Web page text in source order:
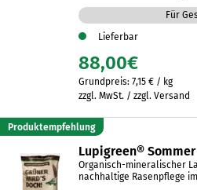
Für
Lieferbar
88,00€
Grundpreis: 7,15 € / kg
zzgl. MwSt. / zzgl. Versand
Produktempfehlung
Lupigreen® Sommer
Organisch-mineralischer
nachhaltige Rasenpflege